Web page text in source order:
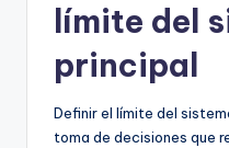
límite del
principal
Definir el límite del
toma de decisiones que